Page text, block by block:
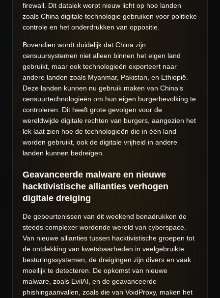
firewall. Dit datalek werpt nieuw licht op hoe landen
zoals China digitale technologie gebruiken voor politieke
controle en het onderdrukken van oppositie.
Bovendien wordt duidelijk dat China zijn
censuursystemen niet alleen binnen het eigen land
gebruikt, maar ook technologieën exporteert naar
andere landen zoals Myanmar, Pakistan, en Ethiopië.
Deze landen kunnen nu gebruik maken van China’s
censuurtechnologieën om hun eigen burgerbevolking te
controleren. Dit heeft grote gevolgen voor de
wereldwijde digitale rechten van burgers, aangezien het
lek laat zien hoe de technologieën die in één land
worden gebruikt, ook de digitale vrijheid in andere
landen kunnen bedreigen.
Geavanceerde malware en nieuwe
hacktivistische allianties verhogen
digitale dreiging
De gebeurtenissen van dit weekend benadrukken de
steeds complexer wordende wereld van cyberspace.
Van nieuwe allianties tussen hacktivistische groepen tot
de ontdekking van kwetsbaarheden in veelgebruikte
besturingssystemen, de dreigingen zijn divers en vaak
moeilijk te detecteren. De opkomst van nieuwe
malware, zoals EvilAI, en de geavanceerde
phishingaanvallen, zoals die van VoidProxy, maken het